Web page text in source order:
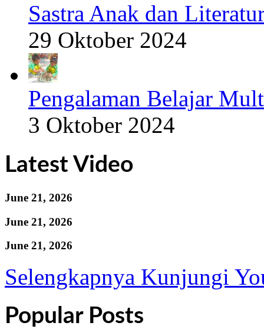
Sastra Anak dan
29 Oktober 2024
Pengalaman Belajar
3 Oktober 2024
Latest Video
June 21, 2026
June 21, 2026
June 21, 2026
Selengkapnya Kunjungi
Popular Posts